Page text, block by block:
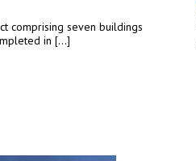
comprising seven buildings
in [...]